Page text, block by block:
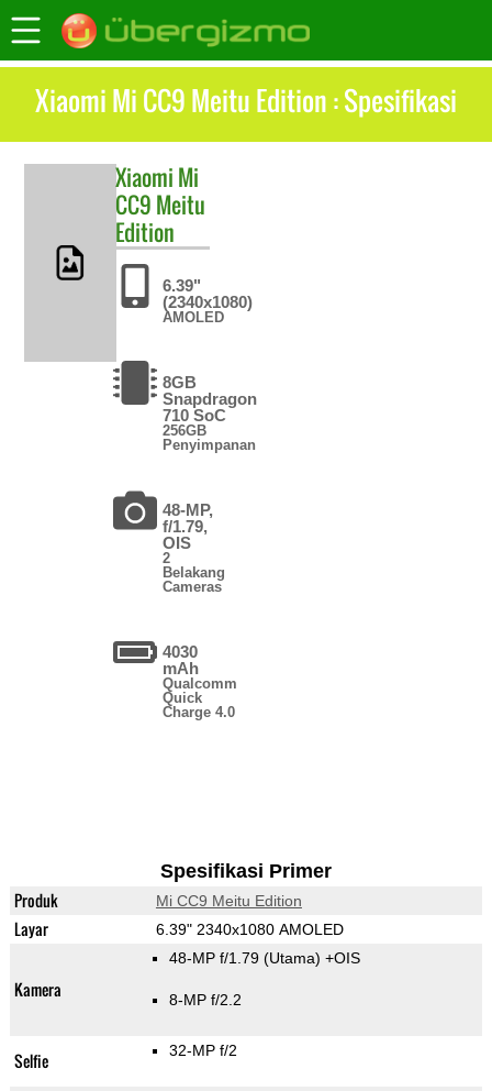
Xiaomi Mi CC9 Meitu Edition : Spesifikasi
Xiaomi Mi
CC9 Meitu
Edition
6.39"
(2340x1080)
AMOLED
8GB
Snapdragon
710 SoC
256GB
Penyimpanan
48-MP,
f/1.79,
OIS
2
Belakang
Cameras
4030
mAh
Qualcomm
Quick
Charge 4.0
Spesifikasi Primer
Produk Mi CC9 Meitu Edition
Layar 6.39" 2340x1080 AMOLED
Kamera
48-MP f/1.79 (Utama) +OIS
8-MP f/2.2
Selfie 32-MP f/2